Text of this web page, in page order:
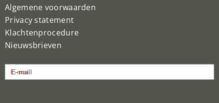
Algemene voorwaarden
Privacy statement
Klachtenprocedure
Nieuwsbrieven
inschrijven
E-mail